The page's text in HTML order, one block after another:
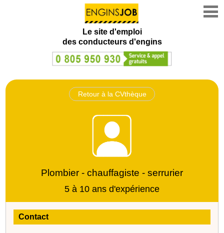
Le site d'emploi
des conducteurs d'engins
Retour à la CVthèque
Plombier - chauffagiste - serrurier
5 à 10 ans d'expérience
Contact